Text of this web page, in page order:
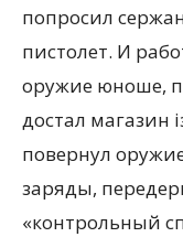
попросил
пистолет. И
оружие юноше,
достал магазин
повернул
заряды,
«контрольный